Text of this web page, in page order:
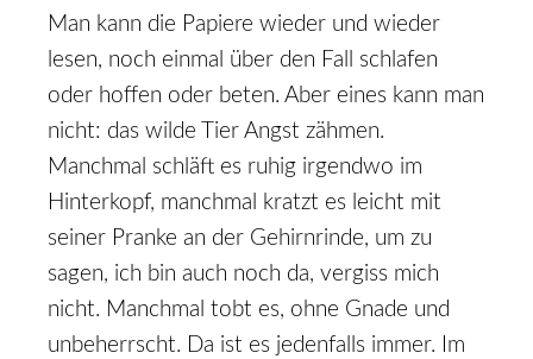
Man kann die Papiere wieder und wieder
lesen, noch einmal über den Fall schlafen
oder hoffen oder beten. Aber eines kann man
nicht: das wilde Tier Angst zähmen.
Manchmal schläft es ruhig irgendwo im
Hinterkopf, manchmal kratzt es leicht mit
seiner Pranke an der Gehirnrinde, um zu
sagen, ich bin auch noch da, vergiss mich
nicht. Manchmal tobt es, ohne Gnade und
unbeherrscht. Da ist es jedenfalls immer. Im